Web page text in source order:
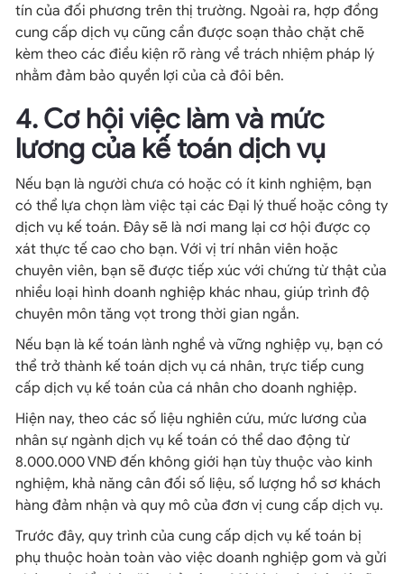
tín của đối phương trên thị trường. Ngoài ra, hợp đồng
cung cấp dịch vụ cũng cần được soạn thảo chặt chẽ
kèm theo các điều kiện rõ ràng về trách nhiệm pháp lý
nhằm đảm bảo quyền lợi của cả đôi bên.
4. Cơ hội việc làm và mức
lương của kế toán dịch vụ
Nếu bạn là người chưa có hoặc có ít kinh nghiệm, bạn
có thể lựa chọn làm việc tại các Đại lý thuế hoặc công ty
dịch vụ kế toán. Đây sẽ là nơi mang lại cơ hội được cọ
xát thực tế cao cho bạn. Với vị trí nhân viên hoặc
chuyên viên, bạn sẽ được tiếp xúc với chứng từ thật của
nhiều loại hình doanh nghiệp khác nhau, giúp trình độ
chuyên môn tăng vọt trong thời gian ngắn.
Nếu bạn là kế toán lành nghề và vững nghiệp vụ, bạn có
thể trở thành kế toán dịch vụ cá nhân, trực tiếp cung
cấp dịch vụ kế toán của cá nhân cho doanh nghiệp.
Hiện nay, theo các số liệu nghiên cứu, mức lương của
nhân sự ngành dịch vụ kế toán có thể dao động từ
8.000.000 VNĐ đến không giới hạn tùy thuộc vào kinh
nghiệm, khả năng cân đối số liệu, số lượng hồ sơ khách
hàng đảm nhận và quy mô của đơn vị cung cấp dịch vụ.
Trước đây, quy trình của cung cấp dịch vụ kế toán bị
phụ thuộc hoàn toàn vào việc doanh nghiệp gom và gửi